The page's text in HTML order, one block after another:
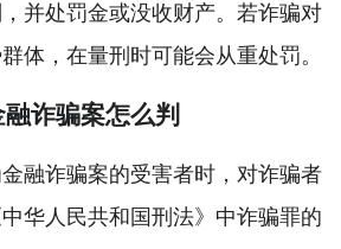
并处罚金或没收财产。若诈骗对
体，在量刑时可能会从重处罚。
诈骗案怎么判
融诈骗案的受害者时，对诈骗者
华人民共和国刑法》中诈骗罪的